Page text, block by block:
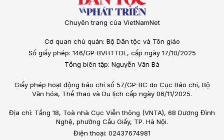
Chuyên trang của VietNamNet
Cơ quan chủ quản: Bộ Dân tộc và Tôn giáo
Số giấy phép: 146/GP-BVHTTDL, cấp ngày 17/10/2025
Tổng biên tập: Nguyễn Văn Bá
Giấy phép hoạt động báo chí số 57/GP-BC do Cục Báo chí, Bộ
Văn hóa, Thể thao và Du lịch cấp ngày 06/11/2025.
Địa chỉ: Tầng 18, Toà nhà Cục Viễn thông (VNTA), 68 Dương Đình
Nghệ, phường Cầu Giấy, TP. Hà Nội.
Điện thoại: 02437674981